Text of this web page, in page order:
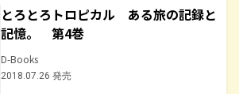
とろとろトロピカル ある旅の記録と
記憶。 第4巻
D-Books
2018.07.26 発売